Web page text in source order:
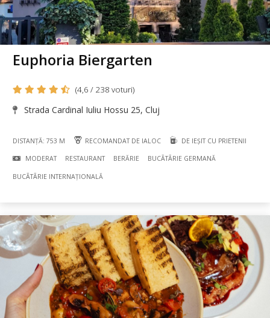
Euphoria Biergarten
(4,6 / 238 voturi)
Strada Cardinal Iuliu Hossu 25, Cluj
DISTANȚĂ: 753 M RECOMANDAT DE IALOC DE IEȘIT CU PRIETENII
MODERAT RESTAURANT BERĂRIE BUCÃTÃRIE GERMANĂ
BUCÃTÃRIE INTERNAȚIONALĂ